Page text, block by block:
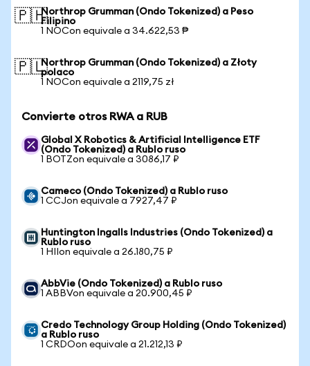
🇵🇭Northrop Grumman (Ondo Tokenized) a Peso
Filipino
1 NOCon equivale a 34.622,53 ₱
🇵🇱Northrop Grumman (Ondo Tokenized) a Złoty
polaco
1 NOCon equivale a 2119,75 zł
Convierte otros RWA a RUB
Global X Robotics & Artificial Intelligence ETF
(Ondo Tokenized) a Rublo ruso
1 BOTZon equivale a 3086,17 ₽
Cameco (Ondo Tokenized) a Rublo ruso
1 CCJon equivale a 7927,47 ₽
Huntington Ingalls Industries (Ondo Tokenized) a
Rublo ruso
1 HIIon equivale a 26.180,75 ₽
AbbVie (Ondo Tokenized) a Rublo ruso
1 ABBVon equivale a 20.900,45 ₽
Credo Technology Group Holding (Ondo Tokenized)
a Rublo ruso
1 CRDOon equivale a 21.212,13 ₽